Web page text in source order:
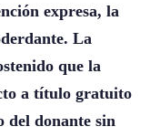
expresa, la
La
que la
a título gratuito
del donante sin